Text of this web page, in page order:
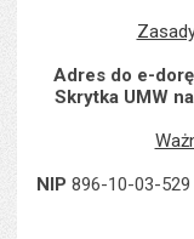
Adres do e-
Skrytka UMW
NIP 896-10-03-529